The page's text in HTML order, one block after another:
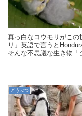
真っ白なコウモリがこの
リ」英語で言うと
そんな不思議な生き物「
どうぶつ